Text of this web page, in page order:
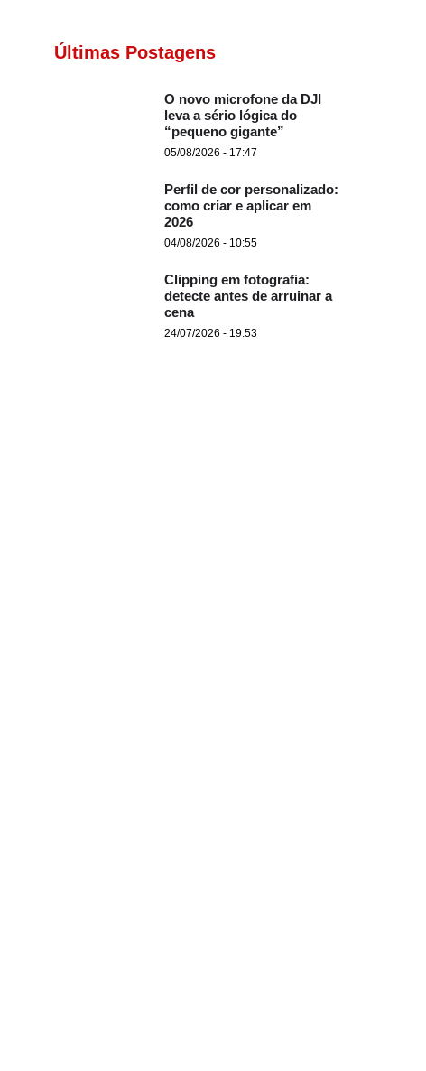
Últimas Postagens
O novo microfone da DJI
leva a sério lógica do
“pequeno gigante”
05/08/2026 - 17:47
Perfil de cor personalizado:
como criar e aplicar em
2026
04/08/2026 - 10:55
Clipping em fotografia:
detecte antes de arruinar a
cena
24/07/2026 - 19:53